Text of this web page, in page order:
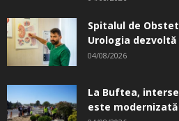
Spitalul de
Urologia
04/08/2026
La Buftea,
este